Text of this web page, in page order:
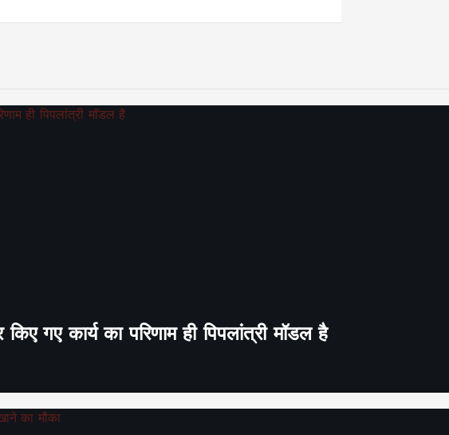
गए कार्य का परिणाम ही पिपलांत्री मॉडल है